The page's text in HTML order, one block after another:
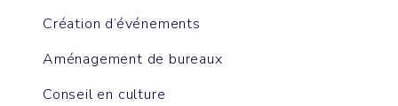
Création d’événements
Aménagement de bureaux
Conseil en culture